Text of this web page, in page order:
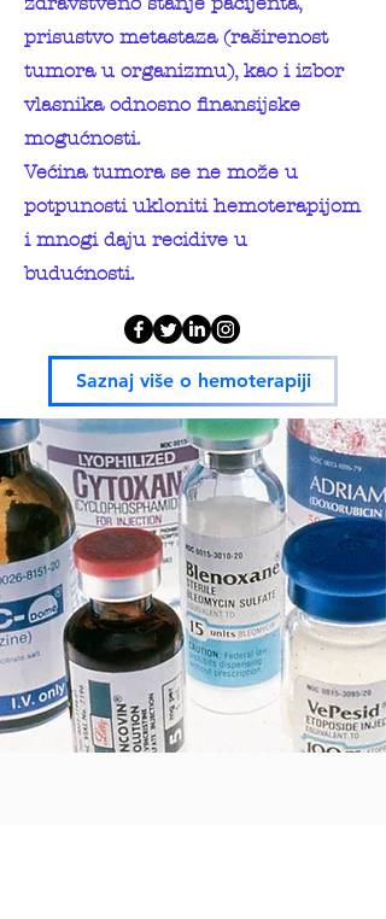
prisustvo metastaza (raširenost
tumora u organizmu), kao i izbor
vlasnika odnosno finansijske
mogućnosti.
Većina tumora se ne može u
potpunosti ukloniti hemoterapijom
i mnogi daju recidive u
budućnosti.
Saznaj više o hemoterapiji